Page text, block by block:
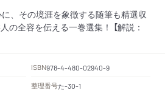
に、その境涯を象徴する随筆も精選収
全容を伝える一巻選集！ 【解説：
ISBN978-4-480-02940-9
整理番号た-30-1